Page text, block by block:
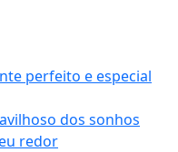
perfeito e especial
dos sonhos
redor